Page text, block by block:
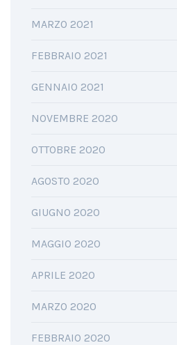
MARZO 2021
FEBBRAIO 2021
GENNAIO 2021
NOVEMBRE 2020
OTTOBRE 2020
AGOSTO 2020
GIUGNO 2020
MAGGIO 2020
APRILE 2020
MARZO 2020
FEBBRAIO 2020